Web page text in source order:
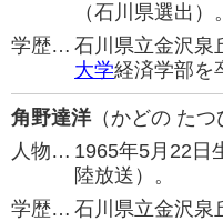
（石川県選出）。
学歴… 石川県立金沢
大学経済学部を
角野達洋（かどの たつ
人物… 1965年5月22日
陸放送）。
学歴… 石川県立金沢